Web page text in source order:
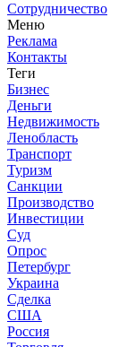
Сотрудничество
Меню
Реклама
Контакты
Теги
Бизнес
Деньги
Недвижимость
Ленобласть
Транспорт
Туризм
Санкции
Производство
Инвестиции
Суд
Опрос
Петербург
Украина
Сделка
США
Россия